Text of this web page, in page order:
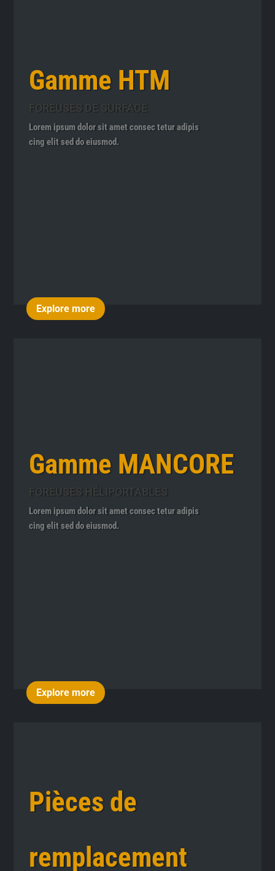
Gamme HTM
FOREUSES DE SURFACE
Lorem ipsum dolor sit amet consec tetur adipis
cing elit sed do eiusmod.
Explore more
Gamme MANCORE
FOREUSES HÉLIPORTABLES
Lorem ipsum dolor sit amet consec tetur adipis
cing elit sed do eiusmod.
Explore more
Pièces de
remplacement